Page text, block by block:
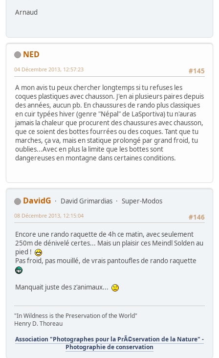
Arnaud
NED
#145
04 Décembre 2013, 12:57:23
A mon avis tu peux chercher longtemps si tu refuses les
coques plastiques avec chausson. J'en ai plusieurs paires depuis
des années, aucun pb. En chaussures de rando plus classiques
en cuir typées hiver (genre "Népal" de LaSportiva) tu n'auras
jamais la chaleur que procurent des chaussures avec chausson,
que ce soient des bottes fourrées ou des coques. Tant que tu
marches, ça va, mais en statique prolongé par grand froid, tu
oublies...Avec en plus la limite que les bottes sont
dangereuses en montagne dans certaines conditions.
DavidG David Grimardias
Super-Modos
#146
08 Décembre 2013, 12:15:04
Encore une rando raquette de 4h ce matin, avec seulement
250m de dénivelé certes... Mais un plaisir ces Meindl Solden au
pied !
Pas froid, pas mouillé, de vrais pantoufles de rando raquette
Manquait juste des z'animaux...
"In Wildness is the Preservation of the World"
Henry D. Thoreau
Association "Photographes pour la PrÃ©servation de la Nature" -
Photographie de conservation